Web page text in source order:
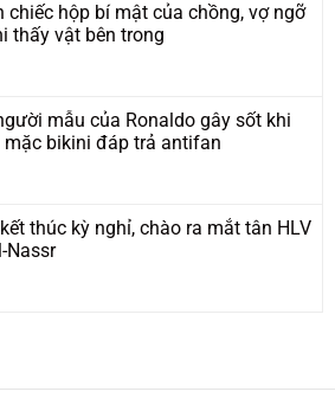
chiếc hộp bí mật của chồng, vợ ngỡ
thấy vật bên trong
mẫu của Ronaldo gây sốt khi
mặc bikini đáp trả antifan
thúc kỳ nghỉ, chào ra mắt tân HLV
Nassr